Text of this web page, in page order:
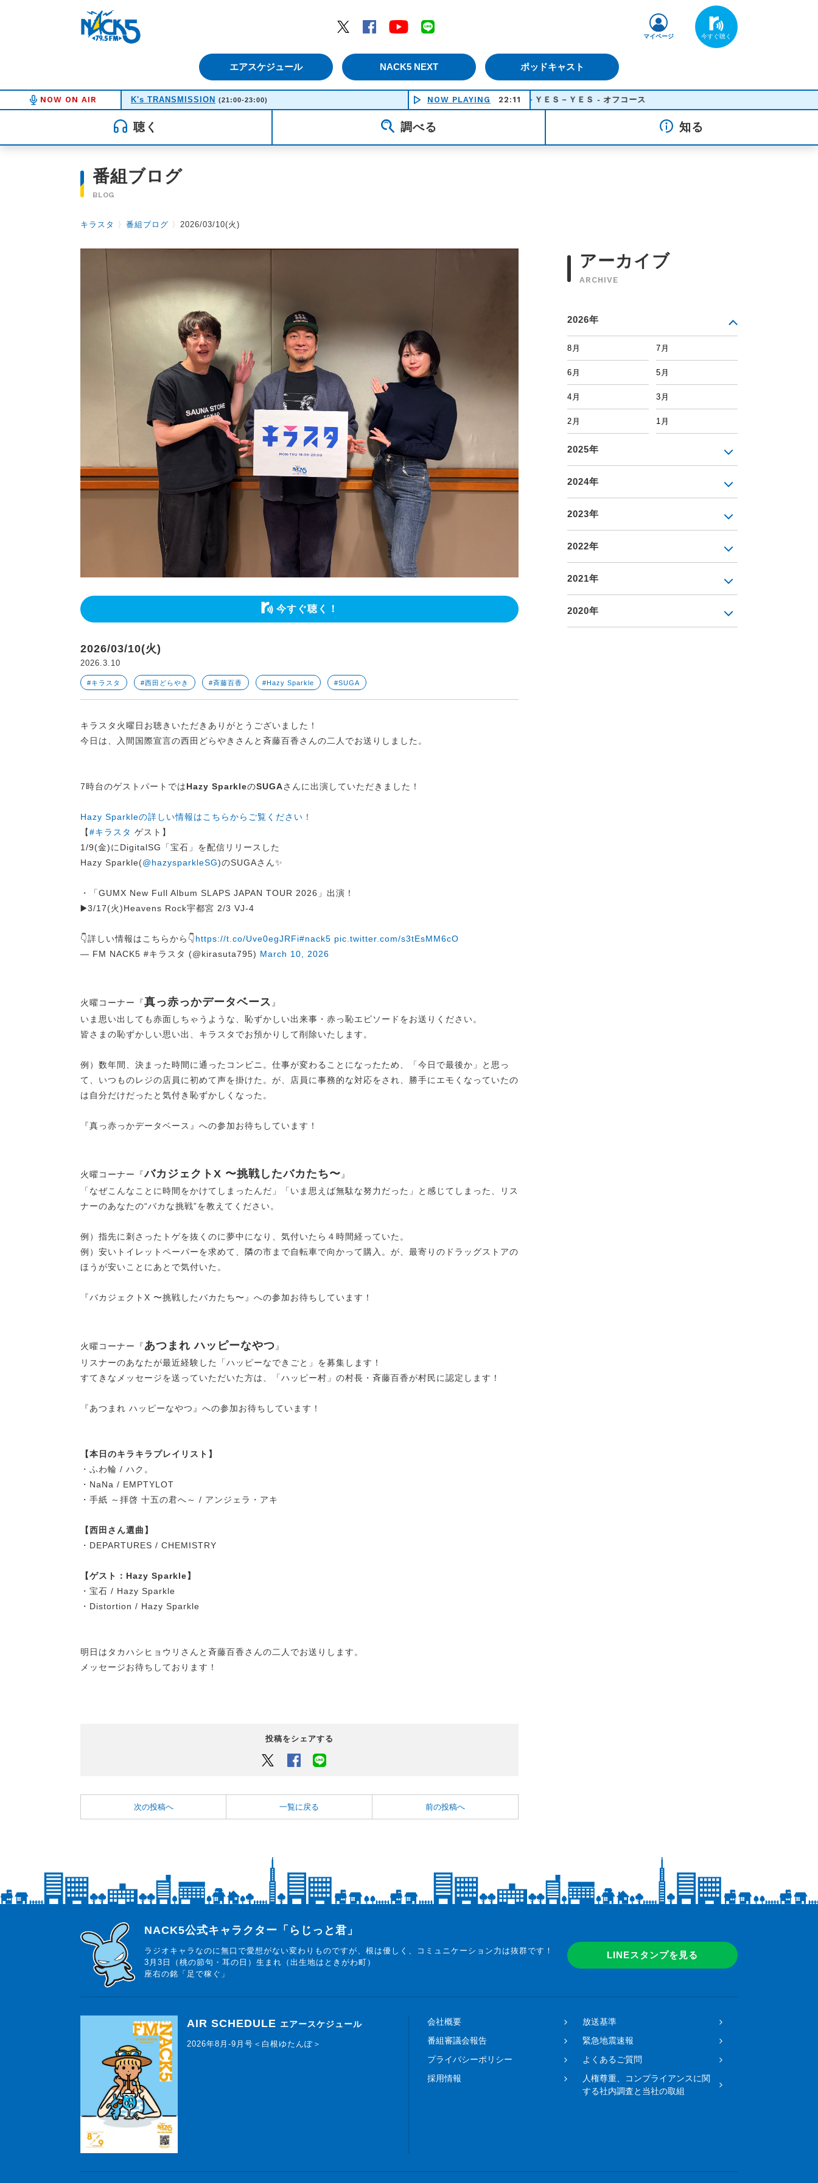
Twitter
Facebook YouTube
エアスケジュール NACK5 NEXT ポッドキャスト
マイページ
NOW ON AIR K's TRANSMISSION (21:00-23:00) NOW PLAYING 22:11
ＹＥＳ－ＹＥＳ－ＹＥＳ - オフコース
聴く 調べる 知る
番組ブログ
BLOG
キラスタ 〉 番組ブログ 〉 2026/03/10(火)
今すぐ聴く！
2026/03/10(火)
2026.3.10
#キラスタ #西田どらやき #斉藤百香 #Hazy Sparkle #SUGA
キラスタ火曜日お聴きいただきありがとうございました！
今日は、入間国際宣言の西田どらやきさんと斉藤百香さんの二人でお送りしました。
7時台のゲストパートではHazy SparkleのSUGAさんに出演していただきました！
Hazy Sparkleの詳しい情報はこちらからご覧ください！
【#キラスタ ゲスト】
1/9(金)にDigitalSG「宝石」を配信リリースした
Hazy Sparkle(@hazysparkleSG)のSUGAさん✨
・「GUMX New Full Album SLAPS JAPAN TOUR 2026」出演！
▶️3/17(火)Heavens Rock宇都宮 2/3 VJ-4
👇詳しい情報はこちらから👇https://t.co/Uve0egJRFi#nack5 pic.twitter.com/s3tEsMM6cO
— FM NACK5 #キラスタ (@kirasuta795) March 10, 2026
火曜コーナー『真っ赤っかデータベース 』
いま思い出しても赤面しちゃうような、恥ずかしい出来事・赤っ恥エピソードをお送りください。
皆さまの恥ずかしい思い出、キラスタでお預かりして削除いたします。
例）数年間、決まった時間に通ったコンビニ。仕事が変わることになったため、「今日で最後か」と思っ
て、いつものレジの店員に初めて声を掛けた。が、店員に事務的な対応をされ、勝手にエモくなっていたの
は自分だけだったと気付き恥ずかしくなった。
『真っ赤っかデータベース』への参加お待ちしています！
火曜コーナー『バカジェクトX 〜挑戦したバカたち〜 』
「なぜこんなことに時間をかけてしまったんだ」「いま思えば無駄な努力だった」と感じてしまった、リス
ナーのあなたの“バカな挑戦”を教えてください。
例）指先に刺さったトゲを抜くのに夢中になり、気付いたら４時間経っていた。
例）安いトイレットペーパーを求めて、隣の市まで自転車で向かって購入。が、最寄りのドラッグストアの
ほうが安いことにあとで気付いた。
『バカジェクトX 〜挑戦したバカたち〜』への参加お待ちしています！
火曜コーナー『あつまれ ハッピーなやつ 』
リスナーのあなたが最近経験した「ハッピーなできごと」を募集します！
すてきなメッセージを送っていただいた方は、「ハッピー村」の村長・斉藤百香が村民に認定します！
『あつまれ ハッピーなやつ』への参加お待ちしています！
【本日のキラキラプレイリスト】
・ふわ輪 / ハク。
・NaNa / EMPTYLOT
・手紙 ～拝啓 十五の君へ～ / アンジェラ・アキ
【西田さん選曲】
・DEPARTURES / CHEMISTRY
【ゲスト：Hazy Sparkle】
・宝石 / Hazy Sparkle
・Distortion / Hazy Sparkle
明日はタカハシヒョウリさんと斉藤百香さんの二人でお送りします。
メッセージお待ちしております！
投稿をシェアする
Twitter Facebook
次の投稿へ 一覧に戻る 前の投稿へ
アーカイブ
ARCHIVE
2026年
8月 7月
6月 5月
4月 3月
2月 1月
2025年
2024年
2023年
2022年
2021年
2020年
らじっと君
NACK5公式キャラクター「らじっと君」
ラジオキャラなのに無口で愛想がない変わりものですが、根は優しく、コミュニケーション力は抜群です！
3月3日（桃の節句・耳の日）生まれ（出生地はときがわ町）
座右の銘「足で稼ぐ」
LINEスタンプを見る
AIR SCHEDULE エアースケジュール
2026年8月-9月号＜白根ゆたんぽ＞
会社概要
放送基準
番組審議会報告
緊急地震速報
プライバシーポリシー
よくあるご質問
採用情報
人権尊重、コンプライアンスに関
する社内調査と当社の取組